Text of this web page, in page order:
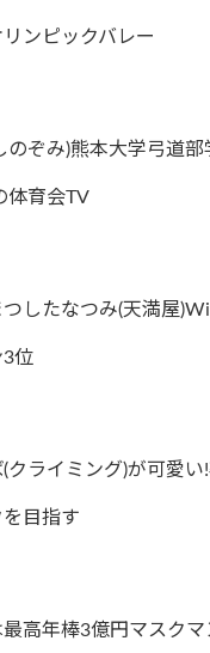
ンピックバレー
のぞみ)熊本大学弓道
体育会TV
したなつみ(天満屋
3位
クライミング)が可愛
を目指す
高年棒3億円マスクマ